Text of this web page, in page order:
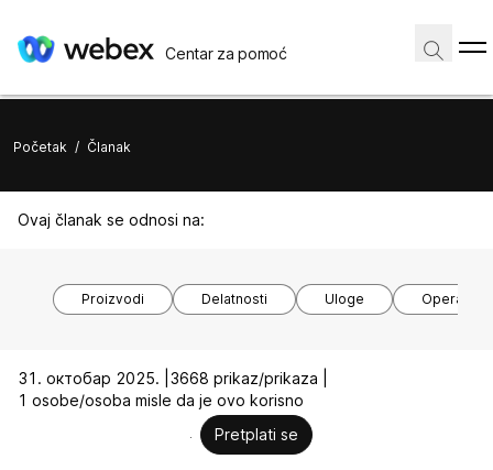
Centar za pomoć
Početak / Članak
Ovaj članak se odnosi na:
Proizvodi Delatnosti Uloge
31. октобар 2025. | 3668 prikaz/prikaza |
1 osobe/osoba misle da je ovo korisno
Pretplati se